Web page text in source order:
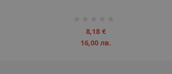
8,18 €
16,00 лв.